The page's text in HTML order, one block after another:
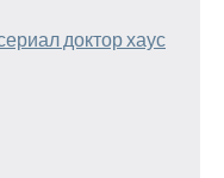
доктор хаус